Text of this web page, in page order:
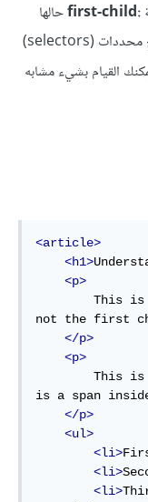
:first-child
حالها
كحال الفئات الزائفة الأخرى يمكن استخدامها مع محددات (selectors)
القيام بشيء مشابه
<article>
<h1>
<p>
not the first
</p>
<p>
is a span
</p>
<ul>
<li>
<li>
<li>